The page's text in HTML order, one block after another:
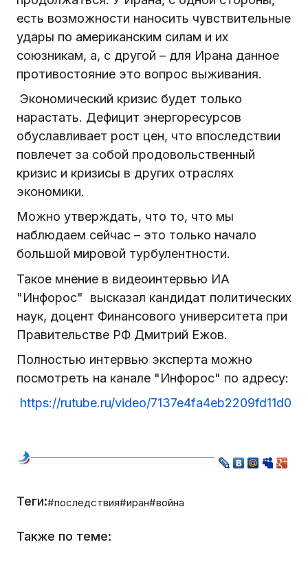
есть возможности наносить чувствительные
удары по американским силам и их
союзникам, а, с другой – для Ирана данное
противостояние это вопрос выживания.
Экономический кризис будет только
нарастать. Дефицит энергоресурсов
обуславливает рост цен, что впоследствии
повлечет за собой продовольственный
кризис и кризисы в других отраслях
экономики.
Можно утверждать, что то, что мы
наблюдаем сейчас – это только начало
большой мировой турбулентности.
Такое мнение в видеоинтервью ИА
"Инфорос" высказал кандидат политических
наук, доцент Финансового университета при
Правительстве РФ Дмитрий Ежов.
Полностью интервью эксперта можно
посмотреть на канале "Инфорос" по адресу:
https://rutube.ru/video/
Теги:#последствия#иран#война
Также по теме: